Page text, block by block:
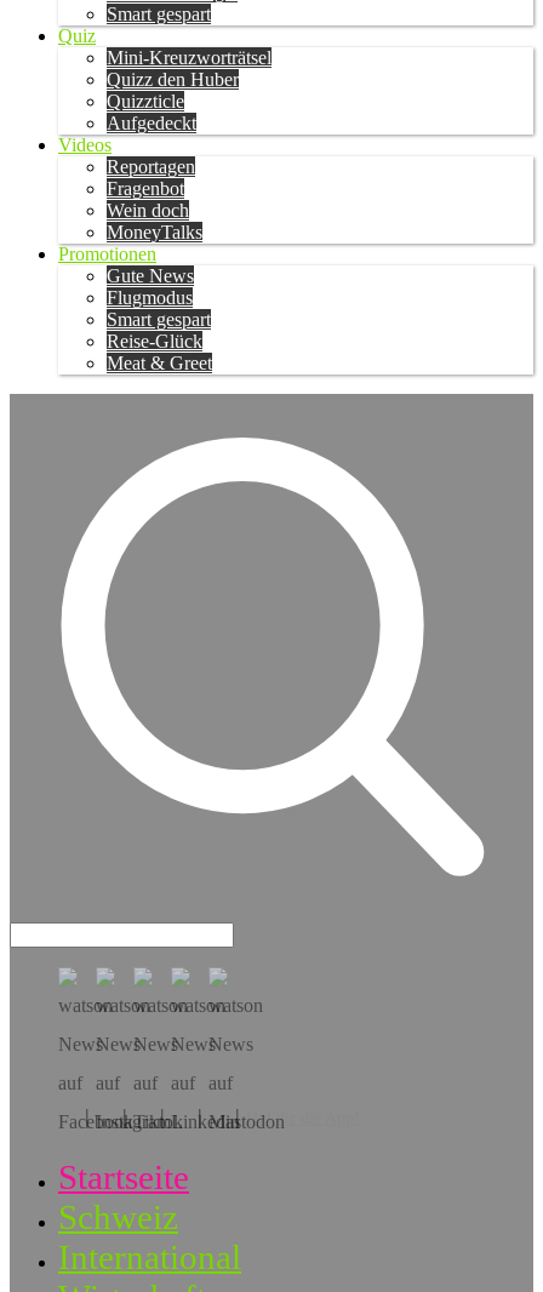
Smart gespart
Quiz
Mini-Kreuzworträtsel
Quizz den Huber
Quizzticle
Aufgedeckt
Videos
Reportagen
Fragenbot
Wein doch
MoneyTalks
Promotionen
Gute News
Flugmodus
Smart gespart
Reise-Glück
Meat & Greet
Hol dir die App!
Startseite
Schweiz
International